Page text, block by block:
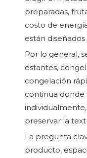
preparadas,
costo de
están
Por lo general,
estantes,
congelación
continua donde
preservar la
La pregunta
producto,